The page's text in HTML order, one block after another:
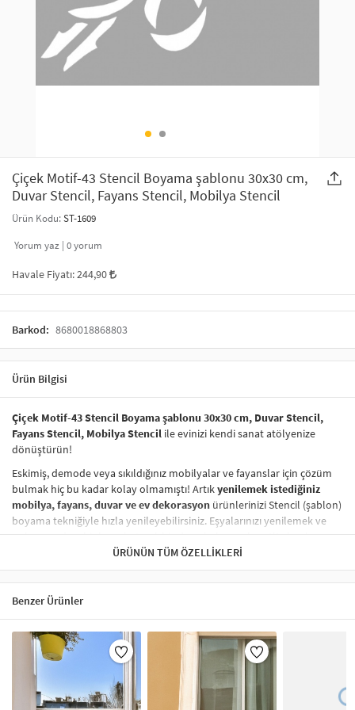
SAÇ AKSESUARLARI
GELİN / DÜĞÜN AKSESUARLARI
ŞAL VE FULAR
ODA KOKUSU VE MUM
PARTİ SÜSLERİ
YILBAŞI ÜRÜNLERİ
Çiçek Motif-43 Stencil Boyama şablonu 30x30 cm,
Duvar Stencil, Fayans Stencil, Mobilya Stencil
Ürün Kodu:ST-1609
Yorum yaz | 0yorum
Havale Fiyatı:244,90
Barkod: 8680018868803
Ürün Bilgisi
Çiçek Motif-43 Stencil Boyama şablonu 30x30 cm, Duvar Stencil,
Fayans Stencil, Mobilya Stencil ile evinizi kendi sanat atölyenize
dönüştürün!
Eskimiş, demode veya sıkıldığınız mobilyalar ve fayanslar için çözüm
bulmak hiç bu kadar kolay olmamıştı! Artıkyenilemek istediğiniz
mobilya, fayans, duvar ve ev dekorasyon ürünlerinizi Stencil (şablon)
boyama tekniğiyle hızla yenileyebilirsiniz. Eşyalarınızı yenilemek ve
onlaramodern bir hava katmakhiç de pahalı ve zahmetli olmak
zorunda değil! Stencil şablonları, dilediğiniz her yüzeye pratik bir
şekildedesen uygulamanızısağlar ve mobilyalarınızın, duvarlarınızın,
kumaşlarınızın görünümünü anında değiştirebilir.
Çocuğunuzun dolabına, mutfak fayanslarına,
kumaşlara bile bant yardımıyla sabitleyip, istediğiniz renklerle
boyama yapabilirsiniz. Evinizi,
kişisel zevkinizle özelleştirebilir
boyama seti ile yaratıcı projeler gerçekleştirebilirsiniz.El işi ve ev
dekorasyonu
sevenler için stencil, kolayca uygulanabilecek eğlenceli
ve etkili bir aktivitedir.
ÜRÜNÜN TÜM ÖZELLIKLERI
Benzer Ürünler